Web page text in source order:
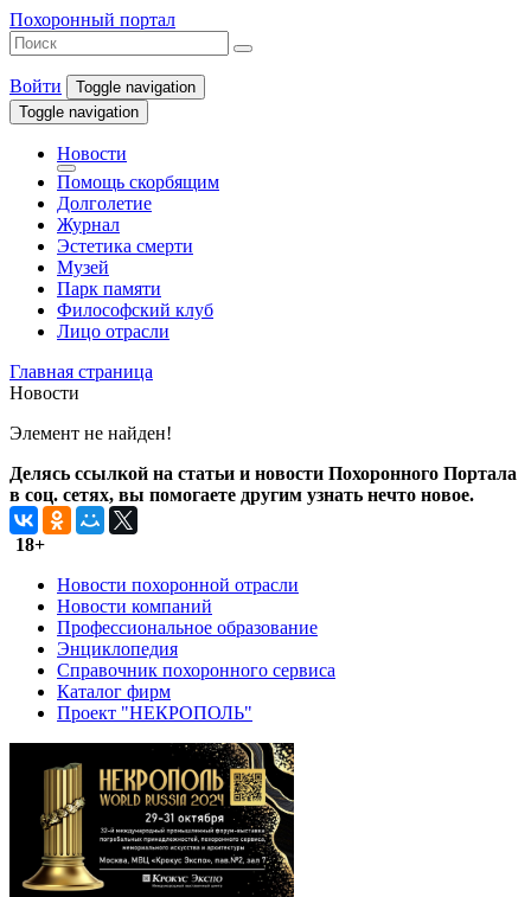
Похоронный портал
Войти
Toggle navigation
Toggle navigation
Новости
Помощь скорбящим
Долголетие
Журнал
Эстетика смерти
Музей
Парк памяти
Философский клуб
Лицо отрасли
Главная страница
Новости
Элемент не найден!
Делясь ссылкой на статьи и новости Похоронного Портала
в соц. сетях, вы помогаете другим узнать нечто новое.
18+
Новости похоронной отрасли
Новости компаний
Профессиональное образование
Энциклопедия
Справочник похоронного сервиса
Каталог фирм
Проект "НЕКРОПОЛЬ"